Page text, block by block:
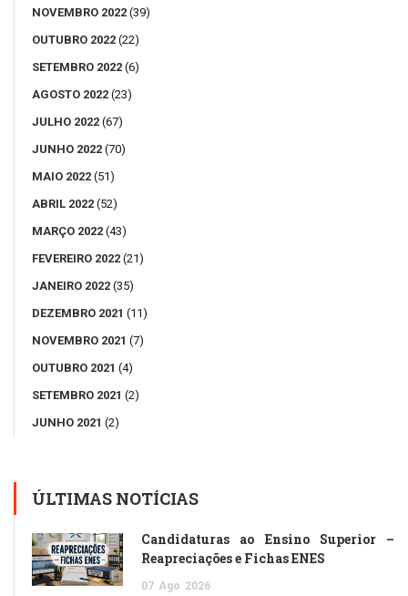
NOVEMBRO 2022 (39)
OUTUBRO 2022 (22)
SETEMBRO 2022 (6)
AGOSTO 2022 (23)
JULHO 2022 (67)
JUNHO 2022 (70)
MAIO 2022 (51)
ABRIL 2022 (52)
MARÇO 2022 (43)
FEVEREIRO 2022 (21)
JANEIRO 2022 (35)
DEZEMBRO 2021 (11)
NOVEMBRO 2021 (7)
OUTUBRO 2021 (4)
SETEMBRO 2021 (2)
JUNHO 2021 (2)
ÚLTIMAS NOTÍCIAS
Candidaturas ao Ensino Superior –
Reapreciações e Fichas ENES
07 Ago 2026